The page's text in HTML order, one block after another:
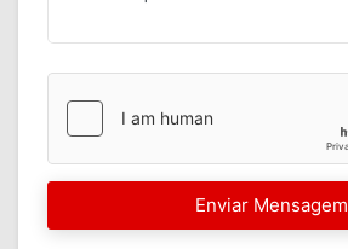
Enviar Mensagem